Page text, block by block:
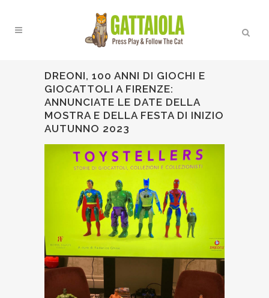
DREONI, 100 ANNI DI GIOCHI E
GIOCATTOLI A FIRENZE:
ANNUNCIATE LE DATE DELLA
MOSTRA E DELLA FESTA DI INIZIO
AUTUNNO 2023